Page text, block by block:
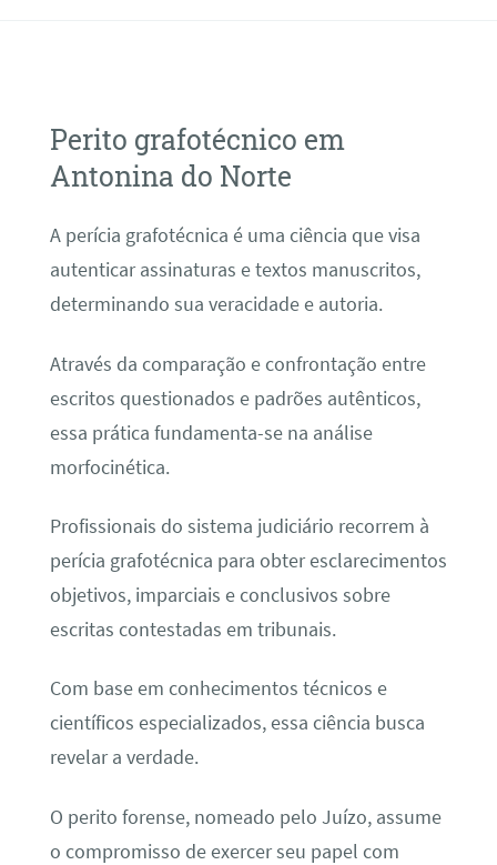
Perito grafotécnico em
Antonina do Norte
A perícia grafotécnica é uma ciência que visa
autenticar assinaturas e textos manuscritos,
determinando sua veracidade e autoria.
Através da comparação e confrontação entre
escritos questionados e padrões autênticos,
essa prática fundamenta-se na análise
morfocinética.
Profissionais do sistema judiciário recorrem à
perícia grafotécnica para obter esclarecimentos
objetivos, imparciais e conclusivos sobre
escritas contestadas em tribunais.
Com base em conhecimentos técnicos e
científicos especializados, essa ciência busca
revelar a verdade.
O perito forense, nomeado pelo Juízo, assume
o compromisso de exercer seu papel com